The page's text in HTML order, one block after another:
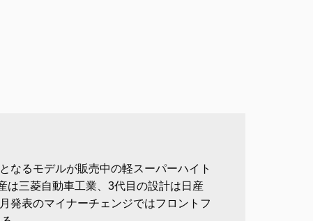
なるモデルが販売中の軽スーパーハイト
は三菱自動車工業、3代目の設計は日産
発表のマイナーチェンジではフロントフ